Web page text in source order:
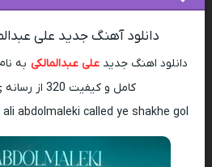
دانلود آهنگ جدید علی
دانلود اهنگ جدید علی عبدالمالکی به
کامل و کیفیت 320 از رسانه ی
abdolmaleki called ye shakhe gol